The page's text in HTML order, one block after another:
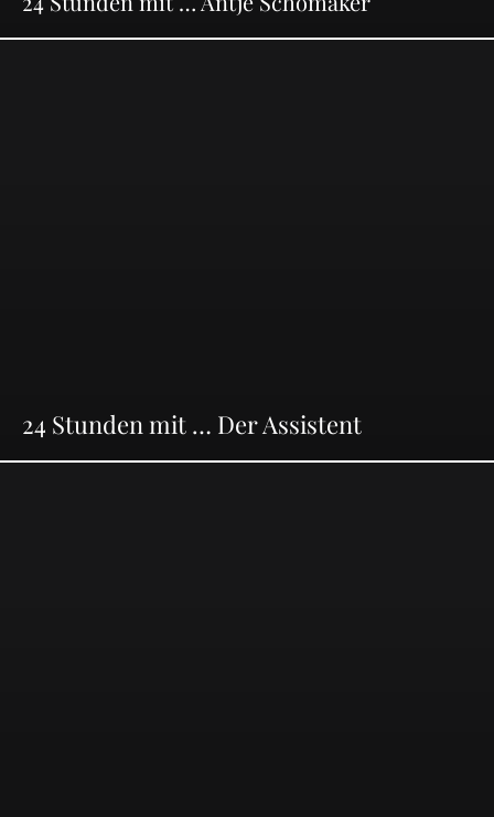
24 Stunden mit … Der Assistent